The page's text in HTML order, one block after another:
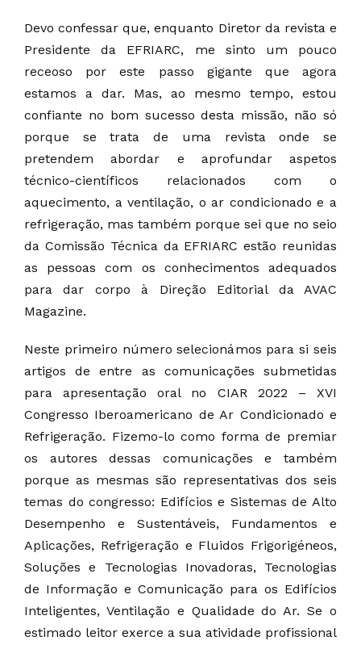
Devo confessar que, enquanto Diretor da revista e
Presidente da EFRIARC, me sinto um pouco
receoso por este passo gigante que agora
estamos a dar. Mas, ao mesmo tempo, estou
confiante no bom sucesso desta missão, não só
porque se trata de uma revista onde se
pretendem abordar e aprofundar aspetos
técnico-científicos relacionados com o
aquecimento, a ventilação, o ar condicionado e a
refrigeração, mas também porque sei que no seio
da Comissão Técnica da EFRIARC estão reunidas
as pessoas com os conhecimentos adequados
para dar corpo à Direção Editorial da AVAC
Magazine.
Neste primeiro número selecionámos para si seis
artigos de entre as comunicações submetidas
para apresentação oral no CIAR 2022 – XVI
Congresso Iberoamericano de Ar Condicionado e
Refrigeração. Fizemo-lo como forma de premiar
os autores dessas comunicações e também
porque as mesmas são representativas dos seis
temas do congresso: Edifícios e Sistemas de Alto
Desempenho e Sustentáveis, Fundamentos e
Aplicações, Refrigeração e Fluidos Frigorigéneos,
Soluções e Tecnologias Inovadoras, Tecnologias
de Informação e Comunicação para os Edifícios
Inteligentes, Ventilação e Qualidade do Ar. Se o
estimado leitor exerce a sua atividade profissional